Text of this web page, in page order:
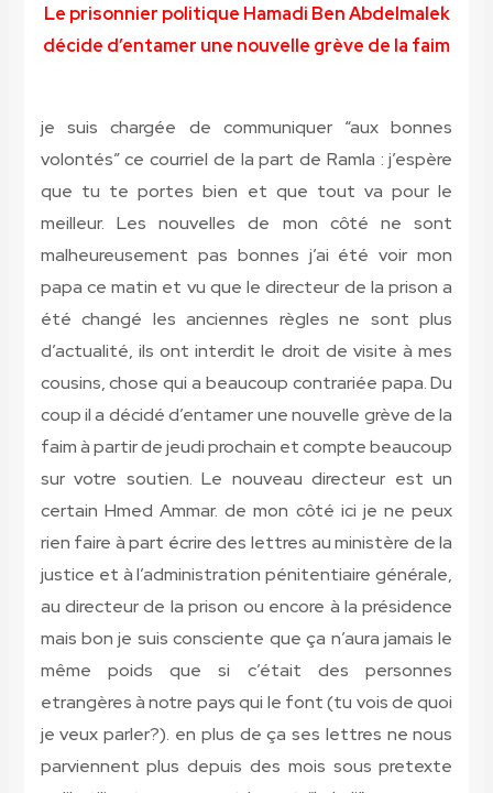
Le prisonnier politique Hamadi Ben Abdelmalek
décide d’entamer une nouvelle grève de la faim
je suis chargée de communiquer “aux bonnes
volontés” ce courriel de la part de Ramla : j’espère
que tu te portes bien et que tout va pour le
meilleur. Les nouvelles de mon côté ne sont
malheureusement pas bonnes j’ai été voir mon
papa ce matin et vu que le directeur de la prison a
été changé les anciennes règles ne sont plus
d’actualité, ils ont interdit le droit de visite à mes
cousins, chose qui a beaucoup contrariée papa. Du
coup il a décidé d’entamer une nouvelle grève de la
faim à partir dejeudi prochain et compte beaucoup
sur votre soutien. Le nouveau directeur est un
certain Hmed Ammar. de mon côté ici je ne peux
rien faire à part écrire des lettres au ministère de la
justice et à l’administration pénitentiaire générale,
au directeur de la prison ou encore à la présidence
mais bon je suis consciente que ça n’aura jamais le
même poids que si c’était des personnes
etrangères à notre pays qui le font (tu vois de quoi
je veux parler?). en plus de ça ses lettres ne nous
parviennent plus depuis des mois sous pretexte